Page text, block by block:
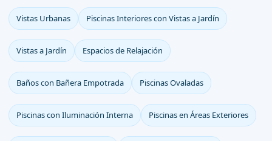
Vistas Urbanas Piscinas Interiores con Vistas a Jardín
Vistas a Jardín Espacios de Relajación
Baños con Bañera Empotrada Piscinas Ovaladas
Piscinas con Iluminación Interna Piscinas en Áreas Exteriores